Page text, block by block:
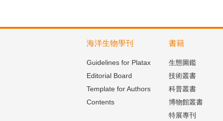
海洋生物學刊
Guidelines for Platax
Editorial Board
Template for Authors
Contents
書籍
生態圖鑑
技術叢書
科普叢書
博物館叢書
特展專刊